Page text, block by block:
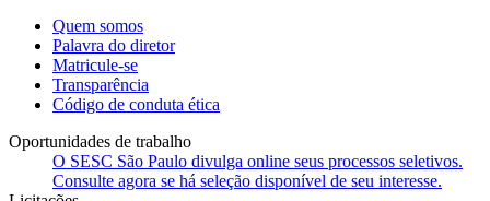
Quem somos
Palavra do diretor
Matricule-se
Transparência
Código de conduta ética
Oportunidades de trabalho
O SESC São Paulo divulga online seus processos seletivos.
Consulte agora se há seleção disponível de seu interesse.